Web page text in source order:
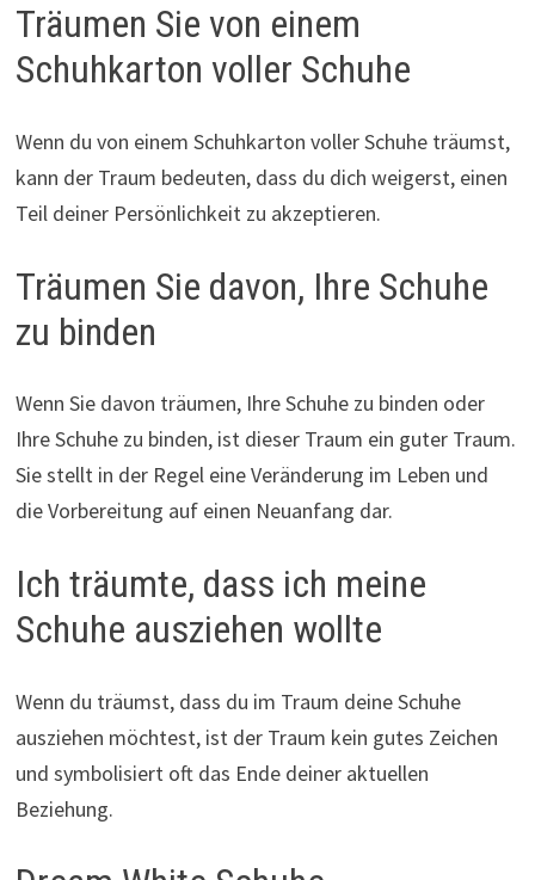
Träumen Sie von einem
Schuhkarton voller Schuhe
Wenn du von einem Schuhkarton voller Schuhe träumst,
kann der Traum bedeuten, dass du dich weigerst, einen
Teil deiner Persönlichkeit zu akzeptieren.
Träumen Sie davon, Ihre Schuhe
zu binden
Wenn Sie davon träumen, Ihre Schuhe zu binden oder
Ihre Schuhe zu binden, ist dieser Traum ein guter Traum.
Sie stellt in der Regel eine Veränderung im Leben und
die Vorbereitung auf einen Neuanfang dar.
Ich träumte, dass ich meine
Schuhe ausziehen wollte
Wenn du träumst, dass du im Traum deine Schuhe
ausziehen möchtest, ist der Traum kein gutes Zeichen
und symbolisiert oft das Ende deiner aktuellen
Beziehung.